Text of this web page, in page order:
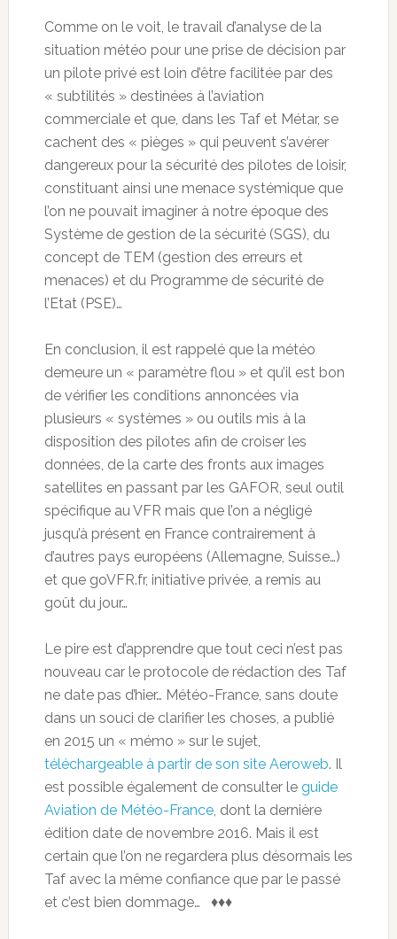
Comme on le voit, le travail d’analyse de la
situation météo pour une prise de décision par
un pilote privé est loin d’être facilitée par des
« subtilités » destinées à l’aviation
commerciale et que, dans les Taf et Métar, se
cachent des « pièges » qui peuvent s’avérer
dangereux pour la sécurité des pilotes de loisir,
constituant ainsi une menace systémique que
l’on ne pouvait imaginer à notre époque des
Système de gestion de la sécurité (SGS), du
concept de TEM (gestion des erreurs et
menaces) et du Programme de sécurité de
l’Etat (PSE)…
En conclusion, il est rappelé que la météo
demeure un « paramètre flou » et qu’il est bon
de vérifier les conditions annoncées via
plusieurs « systèmes » ou outils mis à la
disposition des pilotes afin de croiser les
données, de la carte des fronts aux images
satellites en passant par les GAFOR, seul outil
spécifique au VFR mais que l’on a négligé
jusqu’à présent en France contrairement à
d’autres pays européens (Allemagne, Suisse…)
et que goVFR.fr, initiative privée, a remis au
goût du jour…
Le pire est d’apprendre que tout ceci n’est pas
nouveau car le protocole de rédaction des Taf
ne date pas d’hier… Météo-France, sans doute
dans un souci de clarifier les choses, a publié
en 2015 un « mémo » sur le sujet,
téléchargeable à partir de son site Aeroweb. Il
est possible également de consulter le guide
Aviation de Météo-France, dont la dernière
édition date de novembre 2016. Mais il est
certain que l’on ne regardera plus désormais les
Taf avec la même confiance que par le passé
et c’est bien dommage… ♦♦♦